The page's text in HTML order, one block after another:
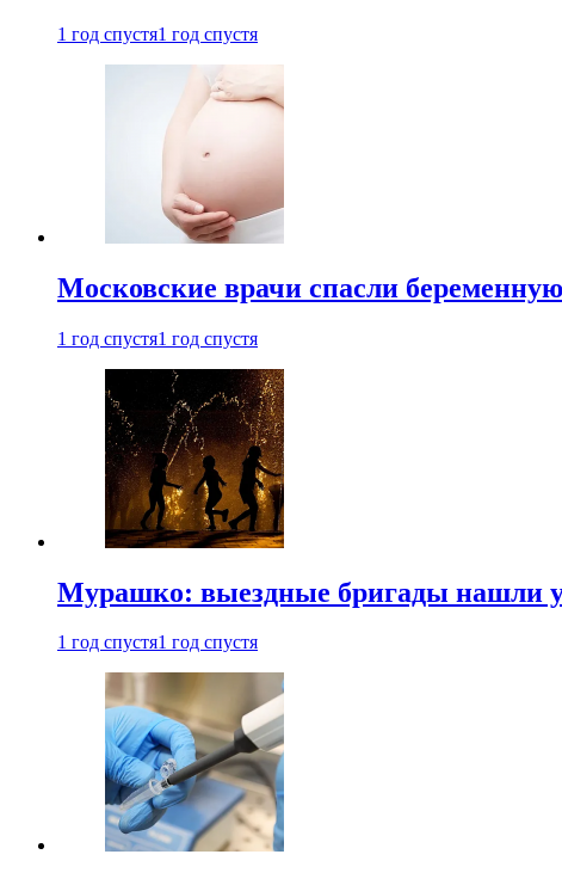
1 год спустя1 год спустя
Московские врачи спасли
1 год спустя1 год спустя
Мурашко: выездные бригады нашли у
1 год спустя1 год спустя